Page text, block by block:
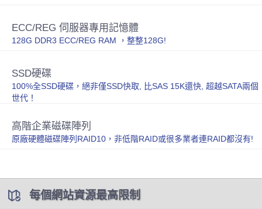
ECC/REG 伺服器專用記憶體
128G DDR3 ECC/REG RAM ，整整128G!
SSD硬碟
100%全SSD硬碟，絕非僅SSD快取, 比SAS 15K還快, 超越SATA兩個
世代！
高階企業磁碟陣列
原廠硬體磁碟陣列RAID10，非低階RAID或很多業者連RAID都沒有!
每個網站資源最高限制